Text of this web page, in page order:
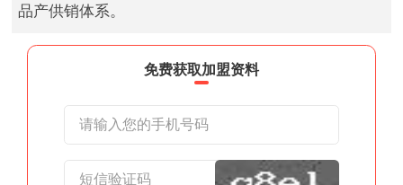
品产供销体系。
免费获取加盟资料